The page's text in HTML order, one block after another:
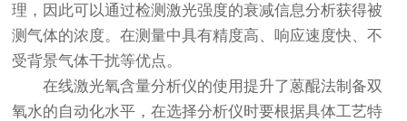
理，因此可以通过检测激光强度的衰减信息分析获得被
测气体的浓度。在测量中具有精度高、响应速度快、不
受背景气体干扰等优点。
在线激光氧含量分析仪的使用提升了蒽醌法制备双
氧水的自动化水平，在选择分析仪时要根据具体工艺特